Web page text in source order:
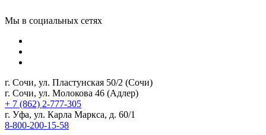
Мы в социальных сетях
г. Сочи, ул. Пластунская 50/2 (Сочи)
г. Сочи, ул. Молокова 46 (Адлер)
+ 7 (862) 2-777-305
г. Уфа, ул. Карла Маркса, д. 60/1
8-800-200-15-58